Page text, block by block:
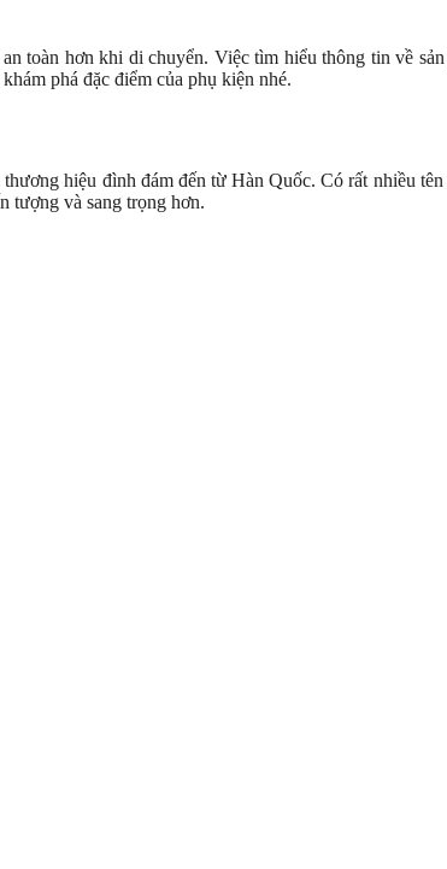
toàn hơn khi di chuyển. Việc tìm hiểu thông tin về
phá đặc điểm của phụ kiện nhé.
hiệu đình đám đến từ Hàn Quốc. Có rất nhiều
tượng và sang trọng hơn.